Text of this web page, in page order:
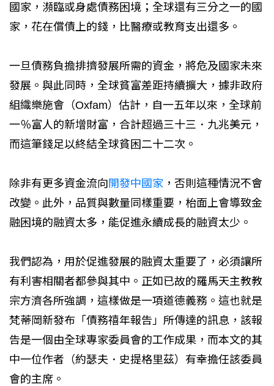
國家，瀕臨或身處債務困境；全球還有三分之一的國
家，花在償債上的錢，比醫療或教育支出還多。
一旦債務負擔排擠發展所需的資金，將危及國家未來
發展。與此同時，全球貧富差距持續擴大，據非政府
組織樂施會（Oxfam）估計，自一五年以來，全球前
一％富人的新增財富，合計超過三十三．九兆美元，
而這筆錢足以終結全球貧困二十二次。
除非有更多資金流向 開發中國家 ，否則這種情況不會
改變。此外，品質與數量同樣重要，枱面上會導致金
融困境的融資太多，能促進永續成長的融資太少。
我們認為，用於促進發展的融資太重要了，必須讓所
有利害相關者都參與其中。正如已故的羅馬天主教教
宗方濟各所強調，這樣做是一項道德義務。這也就是
梵蒂岡新發布「債務禧年報告」所傳達的訊息，該報
告是一個由全球專家委員會的工作成果，而本文的其
中一位作者（約瑟夫．史提格里茲）有幸擔任該委員
會的主席。